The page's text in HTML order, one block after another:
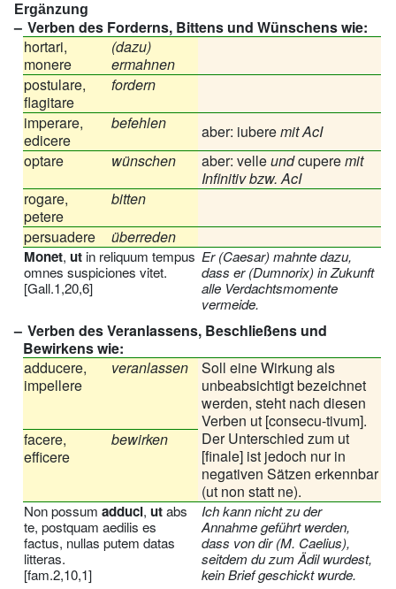
Ergänzung
Verben des Forderns, Bittens und Wünschens wie:
hortari,
monere
(dazu)
ermahnen
postulare,
flagitare
fordern
imperare,
edicere
befehlen aber: iuberemit AcI
optare
wünschen aber: velleundcuperemit
Infinitiv bzw. AcI
rogare,
petere
bitten
persuadere
überreden
Monet,ut in reliquum tempus
omnes suspiciones vitet.
[Gall.1,20,6]
Er (Caesar) mahnte dazu,
dass er (Dumnorix) in Zukunft
alle Verdachtsmomente
vermeide.
Verben des Veranlassens, Beschließens und
Bewirkens wie:
adducere,
impellere
veranlassen
Soll eine Wirkung als
unbeabsichtigt bezeichnet
werden, steht nach diesen
Verben ut [consecu-tivum].
Der Unterschied zum ut
[finale] ist jedoch nur in
negativen Sätzen erkennbar
(ut non statt ne).
facere,
efficere
bewirken
Non possumadduci,utabs
te, postquam aedilis es
factus, nullas putem datas
litteras.
[fam.2,10,1]
Ich kann nicht zu der
Annahme geführt werden,
dass von dir(M. Caelius),
seitdem du zum Ädil wurdest,
kein Brief geschickt wurde.